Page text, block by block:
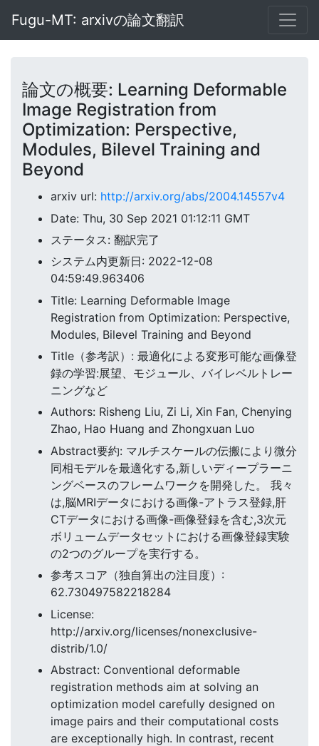
Fugu-MT: arxivの論文翻訳
論文の概要: Learning Deformable
Image Registration from
Optimization: Perspective,
Modules, Bilevel Training and
Beyond
arxiv url: http://arxiv.org/abs/2004.14557v4
Date: Thu, 30 Sep 2021 01:12:11 GMT
ステータス: 翻訳完了
システム内更新日: 2022-12-08
04:59:49.963406
Title: Learning Deformable Image
Registration from Optimization: Perspective,
Modules, Bilevel Training and Beyond
Title（参考訳）: 最適化による変形可能な画像登
録の学習:展望、モジュール、バイレベルトレー
ニングなど
Authors: Risheng Liu, Zi Li, Xin Fan, Chenying
Zhao, Hao Huang and Zhongxuan Luo
Abstract要約: マルチスケールの伝搬により微分
同相モデルを最適化する,新しいディープラーニ
ングベースのフレームワークを開発した。 我々
は,脳MRIデータにおける画像-アトラス登録,肝
CTデータにおける画像-画像登録を含む,3次元
ボリュームデータセットにおける画像登録実験
の2つのグループを実行する。
参考スコア（独自算出の注目度）:
62.730497582218284
License:
http://arxiv.org/licenses/nonexclusive-
distrib/1.0/
Abstract: Conventional deformable
registration methods aim at solving an
optimization model carefully designed on
image pairs and their computational costs
are exceptionally high. In contrast, recent